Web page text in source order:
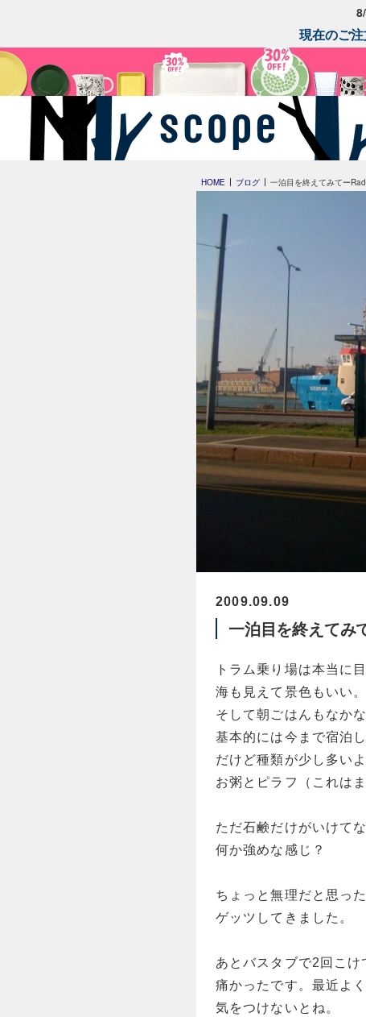
現在のご
HOME ブログ 一泊目を終えてみてー
2009.09.09
一泊目を終えて
トラム乗り場は本当に目
海も見えて景色もいい。
そして朝ごはんもなか
基本的には今まで宿泊
だけど種類が少し多い
お粥とピラフ（これは
ただ石鹸だけがいけてな
何か強めな感じ？
ちょっと無理だと思っ
ゲッツしてきました。
あとバスタブで2回こけ
痛かったです。最近よ
気をつけないとね。